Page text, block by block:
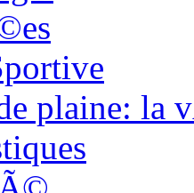
plaine: